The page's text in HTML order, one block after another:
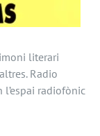
literari
Radio
radiofònic